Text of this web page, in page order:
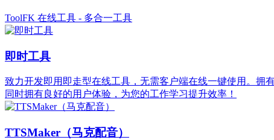
ToolFK 在线工具 - 多合一工具
即时工具
致力开发即用即走型在线工具，无需客户端在线一键使用。拥
同时拥有良好的用户体验，为您的工作学习提升效率！
TTSMaker（马克配音）